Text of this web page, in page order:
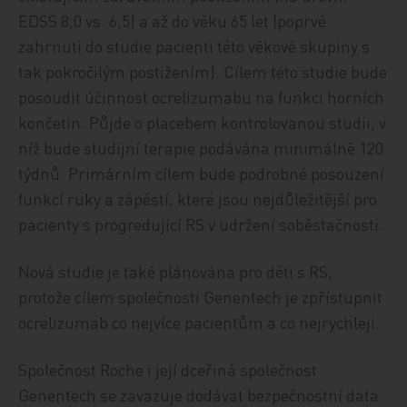
EDSS 8,0 vs. 6,5) a až do věku 65 let (poprvé
zahrnuti do studie pacienti této věkové skupiny s
tak pokročilým postižením). Cílem této studie bude
posoudit účinnost ocrelizumabu na funkci horních
končetin. Půjde o placebem kontrolovanou studii, v
níž bude studijní terapie podávána minimálně 120
týdnů. Primárním cílem bude podrobné posouzení
funkcí ruky a zápěstí, které jsou nejdůležitější pro
pacienty s progredující RS v udržení soběstačnosti.
Nová studie je také plánována pro děti s RS,
protože cílem společnosti Genentech je zpřístupnit
ocrelizumab co nejvíce pacientům a co nejrychleji.
Společnost Roche i její dceřiná společnost
Genentech se zavazuje dodávat bezpečnostní data